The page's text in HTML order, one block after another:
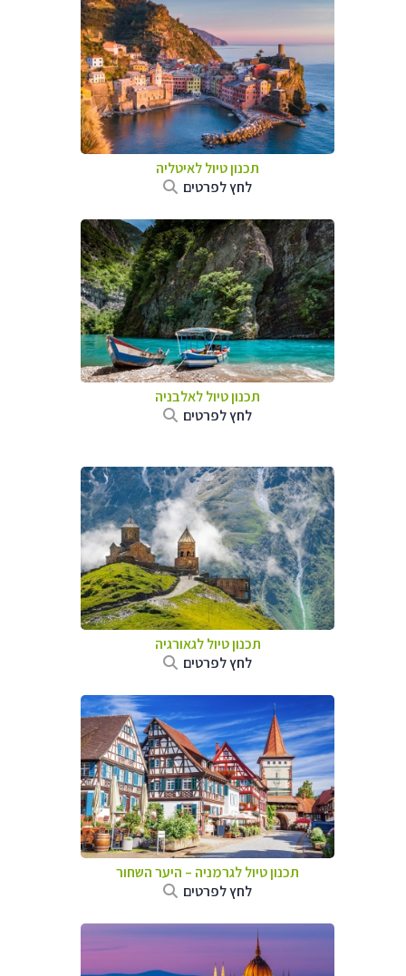
תכנון טיול לאיטליה
לחץ לפרטים
תכנון טיול לאלבניה
לחץ לפרטים
תכנון טיול לגאורגיה
לחץ לפרטים
תכנון טיול לגרמניה – היער השחור
לחץ לפרטים